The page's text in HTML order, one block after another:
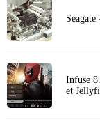
Infuse
et